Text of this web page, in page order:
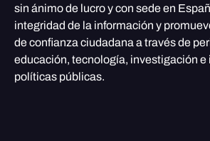
sin ánimo de lucro y con sede en
integridad de la información y
de confianza ciudadana a través de
educación, tecnología, investigación e
políticas públicas.